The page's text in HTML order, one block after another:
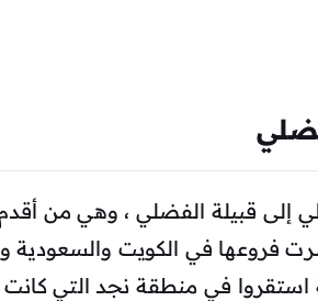
إلى قبيلة الفضلي ، وهي من
فروعها في الكويت والسعودية
في منطقة نجد التي كانت